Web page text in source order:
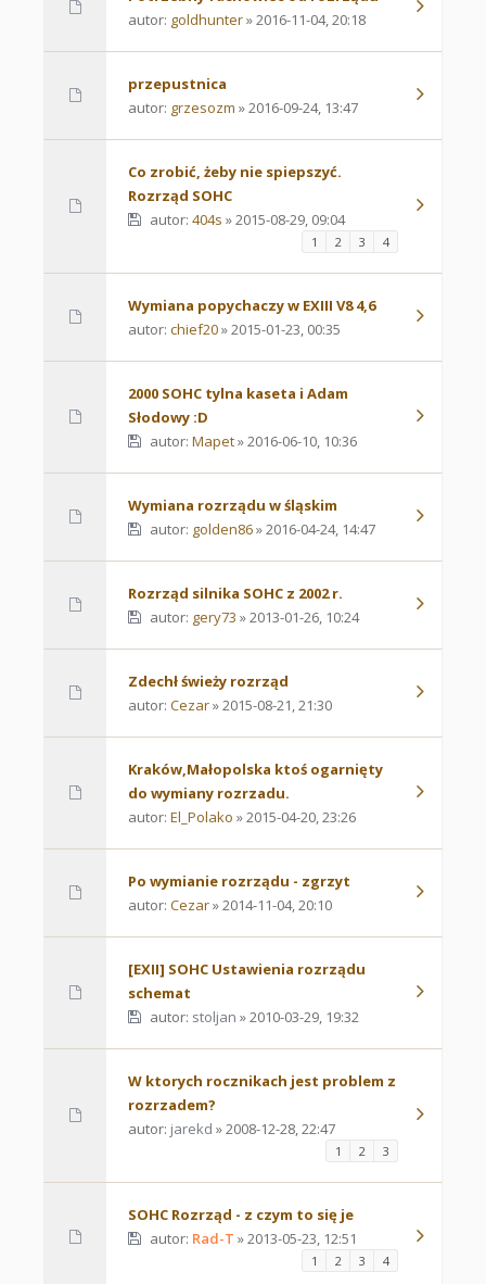
autor: goldhunter» 2016-11-04, 20:18
przepustnica
autor: grzesozm » 2016-09-24, 13:47
Co zrobić, żeby nie spiepszyć.
Rozrząd SOHC
autor: 404s » 2015-08-29, 09:04
1 2 3 4
Wymiana popychaczy w EXIII V8 4,6
autor: chief20» 2015-01-23, 00:35
2000 SOHC tylna kaseta i Adam
Słodowy :D
autor: Mapet» 2016-06-10, 10:36
Wymiana rozrządu w śląskim
autor: golden86» 2016-04-24, 14:47
Rozrząd silnika SOHC z 2002 r.
autor: gery73 » 2013-01-26, 10:24
Zdechł świeży rozrząd
autor: Cezar» 2015-08-21, 21:30
Kraków,Małopolska ktoś ogarnięty
do wymiany rozrzadu.
autor: El_Polako » 2015-04-20, 23:26
Po wymianie rozrządu - zgrzyt
autor: Cezar» 2014-11-04, 20:10
[EXII] SOHC Ustawienia rozrządu
schemat
autor: stoljan » 2010-03-29, 19:32
W ktorych rocznikach jest problem z
rozrzadem?
autor: jarekd » 2008-12-28, 22:47
1 2 3
SOHC Rozrząd - z czym to się je
autor: Rad-T » 2013-05-23, 12:51
1 2 3 4